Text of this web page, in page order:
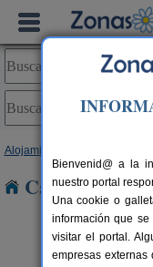
Alojamientos
Casas
Bienvenid@ a la
nuestro portal
Una cookie o
información que
visitar el portal.
empresas externas